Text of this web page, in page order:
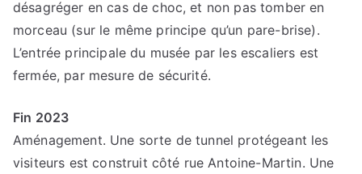
désagréger en cas de choc, et non pas tomber en
morceau (sur le même principe qu’un pare-brise).
L’entrée principale du musée par les escaliers est
fermée, par mesure de sécurité.
Fin 2023
Aménagement. Une sorte de tunnel protégeant les
visiteurs est construit côté rue Antoine-Martin. Une